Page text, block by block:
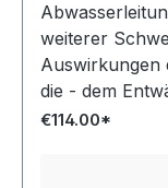
weiterer
Auswirkungen
die - dem
- Kläranlage
€114.00*